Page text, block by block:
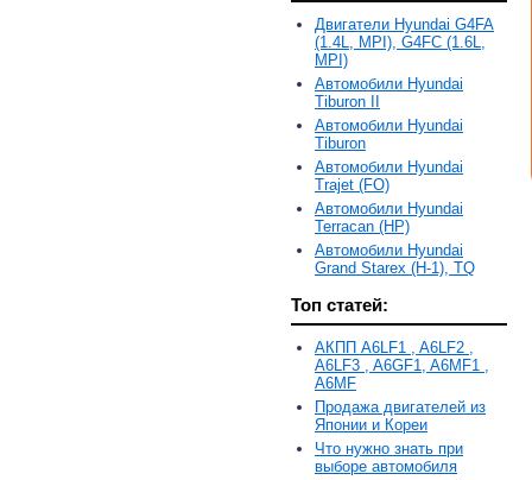
Двигатели Hyundai G4FA
(1.4L, MPI), G4FC (1.6L,
MPI)
Автомобили Hyundai
Tiburon II
Автомобили Hyundai
Tiburon
Автомобили Hyundai
Trajet (FO)
Автомобили Hyundai
Terracan (HP)
Автомобили Hyundai
Grand Starex (H-1), TQ
Топ статей:
АКПП A6LF1 , A6LF2 ,
A6LF3 , A6GF1, A6MF1 ,
A6MF
Продажа двигателей из
Японии и Кореи
Что нужно знать при
выборе автомобиля